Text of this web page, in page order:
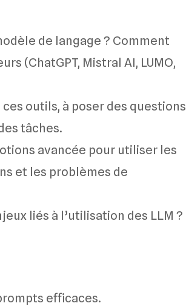
de langage ? Comment
(ChatGPT, Mistral AI, LUMO,
outils, à poser des questions
tâches.
avancée pour utiliser les
et les problèmes de
liés à l’utilisation des LLM ?
efficaces.